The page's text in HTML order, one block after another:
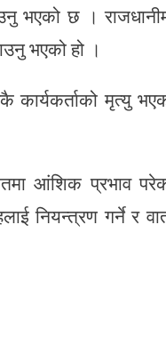
भएको छ ।
भएको हो ।
मृत्यु
आंशिक प्रभाव
नियन्त्रण गर्ने र